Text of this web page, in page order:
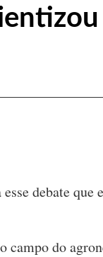
debate
campo do